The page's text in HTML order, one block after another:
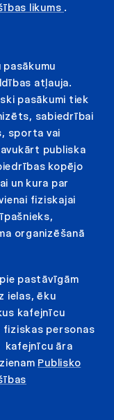
likums .
atļauja.
pasākumi tiek
sabiedrībai
sporta vai
publiska
kopējo
un kura par
fiziskajai
organizēšanā
pastāvīgām
ielas, ēku
kafejnīcu
fiziskas personas
kafejnīcu āra
Publisko